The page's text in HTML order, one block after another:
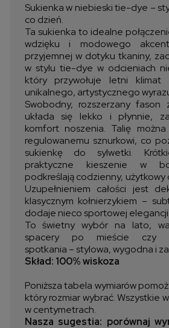
Sukienka w niebieski tie-dye –
co dzień.
Ta sukienka to idealne
wdzięku i modowego
przyjemnej w dotyku tkaniny,
w stylu tie-dye w odcieniach
który przywołuje letni klimat
unikalnego, artystycznego
Swobodny, rozszerzany
układa się lekko i płynnie,
komfort noszenia. Talię
regulowanemu sznurkowi, co
sukienkę do sylwetki.
praktyczne kieszenie w
podkreślają codzienny,
Uzupełnieniem całości jest
klasycznym kołnierzykiem –
dodaje nieco sportowej elegancji.
To świetny wybór na lato,
spacery po mieście czy
spotkania – stylowa, wygodna i
Skład: 100% wiskoza
Poniższa tabela wymiarów
który rozmiar wybrać. Wszystkie
w centymetrach.
Nasza sugestia: porównaj